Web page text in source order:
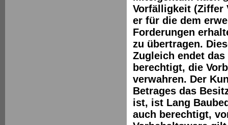
Vorfälligkeit (Ziffer
er für die dem
Forderungen
zu übertragen.
Zugleich endet
berechtigt, die
verwahren. Der
Betrages das
ist, ist Lang
auch berechtigt,